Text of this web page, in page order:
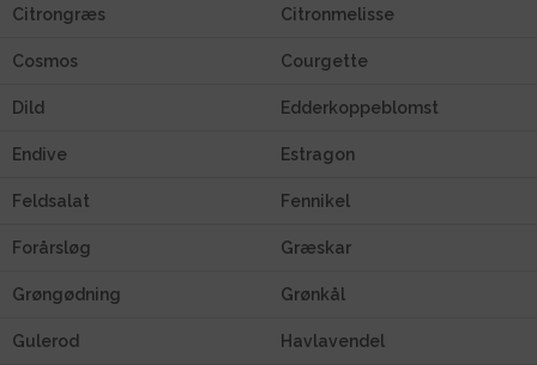
Citrongræs Citronmelisse
Cosmos Courgette
Dild Edderkoppeblomst
Endive Estragon
Feldsalat Fennikel
Forårsløg Græskar
Grøngødning Grønkål
Gulerod Havlavendel